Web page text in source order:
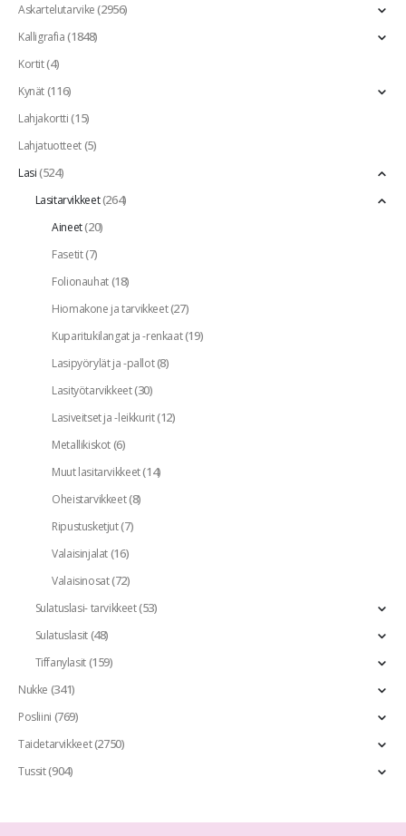
Askartelutarvike(2956)
Kalligrafia(1848)
Kortit(4)
Kynät(116)
Lahjakortti(15)
Lahjatuotteet(5)
Lasi(524)
Lasitarvikkeet(264)
Aineet(20)
Fasetit(7)
Folionauhat(18)
Hiomakone ja tarvikkeet(27)
Kuparitukilangat ja -renkaat(19)
Lasipyörylät ja -pallot(8)
Lasityötarvikkeet(30)
Lasiveitset ja -leikkurit(12)
Metallikiskot(6)
Muut lasitarvikkeet(14)
Oheistarvikkeet(8)
Ripustusketjut(7)
Valaisinjalat(16)
Valaisinosat(72)
Sulatuslasi- tarvikkeet(53)
Sulatuslasit(48)
Tiffanylasit(159)
Nukke (341)
Posliini (769)
Taidetarvikkeet(2750)
Tussit(904)